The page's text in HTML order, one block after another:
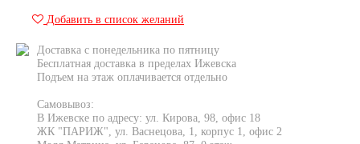
Добавить в список желаний
Доставка с понедельника по пятницу
Бесплатная доставка в пределах Ижевска
Подъем на этаж оплачивается отдельно
Самовывоз:
В Ижевске по адресу: ул. Кирова, 98, офис 18
ЖК "ПАРИЖ", ул. Васнецова, 1, корпус 1, офис 2